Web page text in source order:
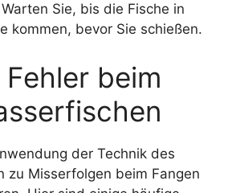
Sie, bis die Fische in
kommen, bevor Sie schießen.
beim
der Technik des
zu Misserfolgen beim Fangen